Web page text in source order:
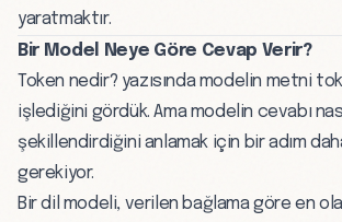
yaratmaktır.
Bir Model Neye Göre Cevap Verir?
Token nedir? yazısında modelin metni
işlediğini gördük. Ama modelin cevabı
şekillendirdiğini anlamak için bir adım
gerekiyor.
Bir dil modeli, verilen bağlama göre en